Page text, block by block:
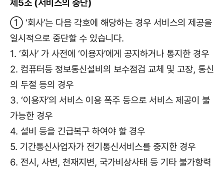
제5조 (서비스의 중단)
① ‘회사’는 다음 각호에 해당하는 경우 서비스의 제공을
일시적으로 중단할 수 있습니다.
1. ‘회사’ 가 사전에 ‘이용자’에게 공지하거나 통지한 경우
2. 컴퓨터등 정보통신설비의 보수점검 교체 및 고장, 통신
의 두절 등의 경우
3. ‘이용자’의 서비스 이용 폭주 등으로 서비스 제공이 불
가능한 경우
4. 설비 등을 긴급복구 하여야 할 경우
5. 기간통신사업자가 전기통신서비스를 중지한 경우
6. 전시, 사변, 천재지변, 국가비상사태 등 기타 불가항력